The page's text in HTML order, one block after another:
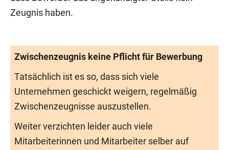
Zeugnis haben.
Zwischenzeugnis keine Pflicht für Bewerbung
Tatsächlich ist es so, dass sich viele
Unternehmen geschickt weigern, regelmäßig
Zwischenzeugnisse auszustellen.
Weiter verzichten leider auch viele
Mitarbeiterinnen und Mitarbeiter selber auf